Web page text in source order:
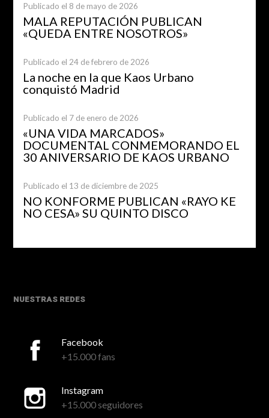
Publicado el 8 de mayo de 2026
MALA REPUTACIÓN PUBLICAN
«QUEDA ENTRE NOSOTROS»
Publicado el 24 de febrero de 2026
La noche en la que Kaos Urbano
conquistó Madrid
Publicado el 7 de enero de 2026
«UNA VIDA MARCADOS»
DOCUMENTAL CONMEMORANDO EL
30 ANIVERSARIO DE KAOS URBANO
Publicado el 13 de diciembre de 2025
NO KONFORME PUBLICAN «RAYO KE
NO CESA» SU QUINTO DISCO
NUESTRAS REDES
Facebook
+15.000 fans
Instagram
+15.000 seguidores